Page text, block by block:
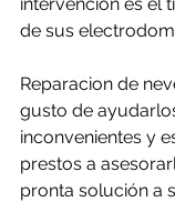
de sus
Reparacion de
gusto de
inconvenientes y
prestos a
pronta solución a